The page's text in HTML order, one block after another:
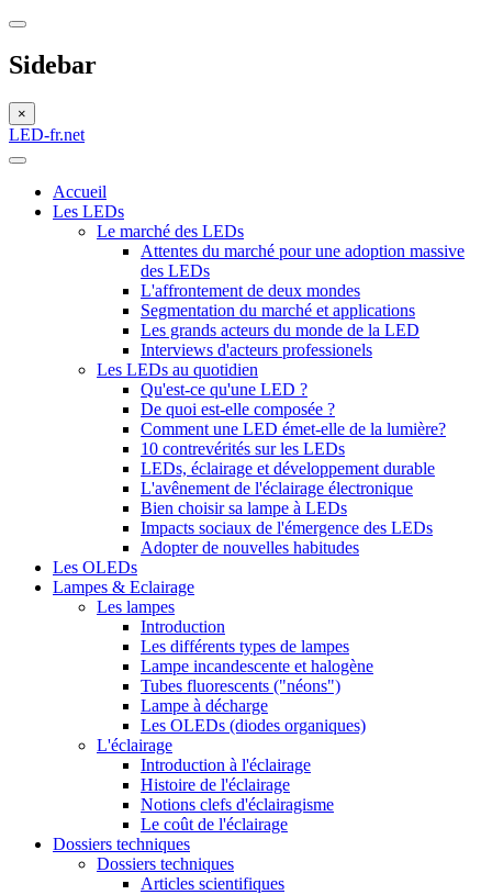
Sidebar
×
LED-fr.net
Accueil
Les LEDs
Le marché des LEDs
Attentes du marché pour une adoption massive
des LEDs
L'affrontement de deux mondes
Segmentation du marché et applications
Les grands acteurs du monde de la LED
Interviews d'acteurs professionels
Les LEDs au quotidien
Qu'est-ce qu'une LED ?
De quoi est-elle composée ?
Comment une LED émet-elle de la lumière?
10 contrevérités sur les LEDs
LEDs, éclairage et développement durable
L'avênement de l'éclairage électronique
Bien choisir sa lampe à LEDs
Impacts sociaux de l'émergence des LEDs
Adopter de nouvelles habitudes
Les OLEDs
Lampes & Eclairage
Les lampes
Introduction
Les différents types de lampes
Lampe incandescente et halogène
Tubes fluorescents ("néons")
Lampe à décharge
Les OLEDs (diodes organiques)
L'éclairage
Introduction à l'éclairage
Histoire de l'éclairage
Notions clefs d'éclairagisme
Le coût de l'éclairage
Dossiers techniques
Dossiers techniques
Articles scientifiques